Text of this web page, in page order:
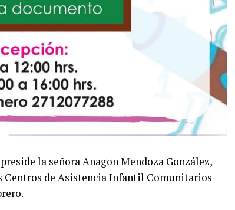
la señora Anagon Mendoza González,
de Asistencia Infantil Comunitarios